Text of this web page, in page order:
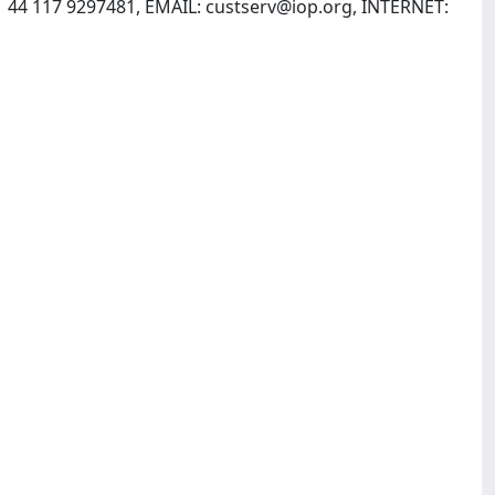
117 9297481, EMAIL: custserv@iop.org, INTERNET: